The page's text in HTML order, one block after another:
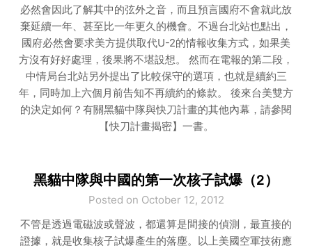
必然會因此了解其中的弦外之音，而且預言國府不會就此放
棄延續一年、甚至比一年更久的機會。不過台北站也點出，
國府必然會要求美方提供取代U-2的情報收集方式，如果美
方沒有好好處理，後果將不堪設想。 然而在電報的第二段，
中情局台北站另外提出了比較保守的選項，也就是續約三
年，同時加上六個月前告知不再續約的條款。 後來台美雙方
的決定如何？有關黑貓中隊與快刀計畫的其他內幕，請參閱
【快刀計畫揭密】一書。
黑貓中隊與中國的第一次核子試爆（2）
Posted on October 12, 2012
不管是透過電磁波或聲波，都還算是間接的偵測，最直接的
證據，就是收集核子試爆產生的落塵。以上美國空軍技術應